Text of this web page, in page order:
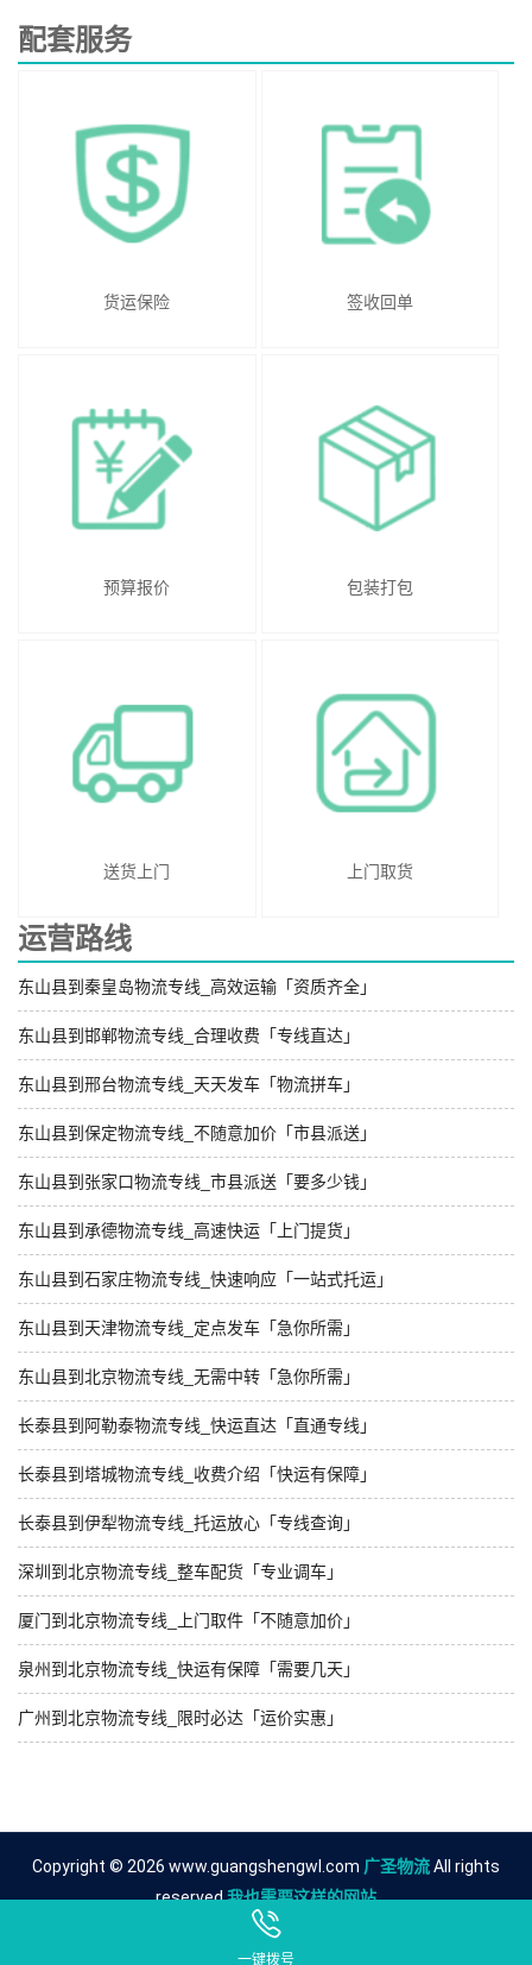
配套服务
货运保险 签收回单
预算报价 包装打包
送货上门 上门取货
运营路线
东山县到秦皇岛物流专线_高效运输「资质齐全」
东山县到邯郸物流专线_合理收费「专线直达」
东山县到邢台物流专线_天天发车「物流拼车」
东山县到保定物流专线_不随意加价「市县派送」
东山县到张家口物流专线_市县派送「要多少钱」
东山县到承德物流专线_高速快运「上门提货」
东山县到石家庄物流专线_快速响应「一站式托运」
东山县到天津物流专线_定点发车「急你所需」
东山县到北京物流专线_无需中转「急你所需」
长泰县到阿勒泰物流专线_快运直达「直通专线」
长泰县到塔城物流专线_收费介绍「快运有保障」
长泰县到伊犁物流专线_托运放心「专线查询」
深圳到北京物流专线_整车配货「专业调车」
厦门到北京物流专线_上门取件「不随意加价」
泉州到北京物流专线_快运有保障「需要几天」
广州到北京物流专线_限时必达「运价实惠」
Copyright © 2026 www.guangshengwl.com 广圣物流All rights
reserved.我也需要这样的网站
一键拨号